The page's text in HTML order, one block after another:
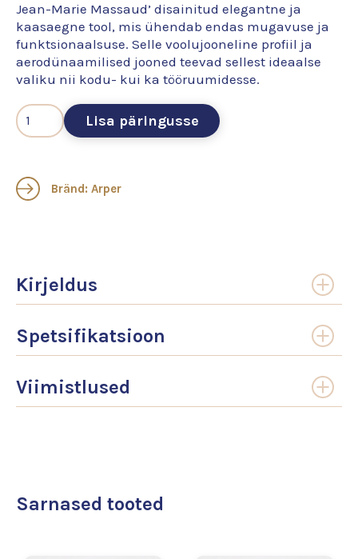
Jean-Marie Massaud’ disainitud elegantne ja
kaasaegne tool, mis ühendab endas mugavuse ja
funktsionaalsuse. Selle voolujooneline profiil ja
aerodünaamilised jooned teevad sellest ideaalse
valiku nii kodu- kui ka tööruumidesse.
Lisa päringusse
Bränd: Arper
Kirjeldus
Spetsifikatsioon
Viimistlused
Sarnased tooted